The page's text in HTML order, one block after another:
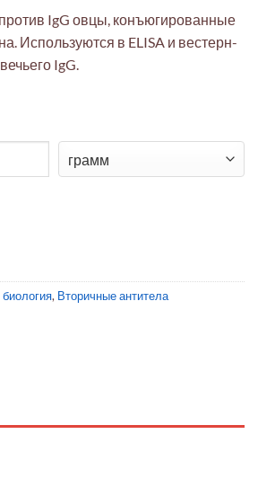
IgG овцы, конъюгированные
Используются в ELISA и вестерн-
IgG.
, Вторичные антитела